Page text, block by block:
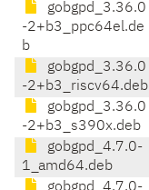
gobgpd_3.36.0
-2+b3_ppc64el.de
b
gobgpd_3.36.0
-2+b3_riscv64.deb
gobgpd_3.36.0
-2+b3_s390x.deb
gobgpd_4.7.0-
1_amd64.deb